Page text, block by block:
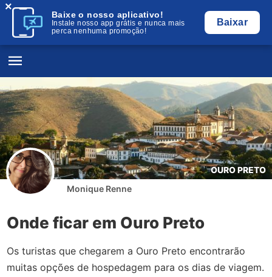
Baixe o nosso aplicativo!
Instale nosso app grátis e nunca mais
perca nenhuma promoção!
Baixar
×
OURO PRETO
Monique Renne
Onde ficar em Ouro Preto
Os turistas que chegarem a Ouro Preto encontrarão
muitas opções de hospedagem para os dias de viagem.